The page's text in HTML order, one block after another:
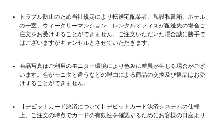
トラブル防止のため当社規定により転送宅配業者、私設私書箱、ホテル
の一室、ウィークリーマンション、レンタルオフィスが配送先の場合ご
注文をお受けすることができません。ご注文いただいた場合誠に勝手で
はございますがキャンセルとさせていただきます。
商品写真はご利用のモニター環境により色みに差異が生じる場合がござ
います。色がモニタと違うなどの理由による商品の交換及び返品はお受
けすることができません。
【デビットカード決済について】デビットカード決済システムの仕様
上、ご注文の時点でカードの有効性を確認するためにお客様の口座より